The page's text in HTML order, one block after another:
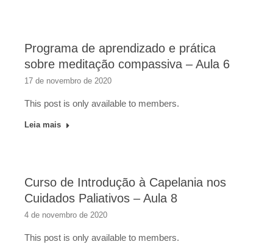
Programa de aprendizado e prática
sobre meditação compassiva – Aula 6
17 de novembro de 2020
This post is only available to members.
Leia mais
Curso de Introdução à Capelania nos
Cuidados Paliativos – Aula 8
4 de novembro de 2020
This post is only available to members.